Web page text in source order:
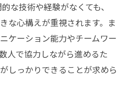
最適な建設業求人の特徴
設業求人選びのコツ
な技術や経験がなくても、
な心構えが重視されます。ま
ケーション能力やチームワー
人で協力しながら進めるた
しっかりできることが求めら